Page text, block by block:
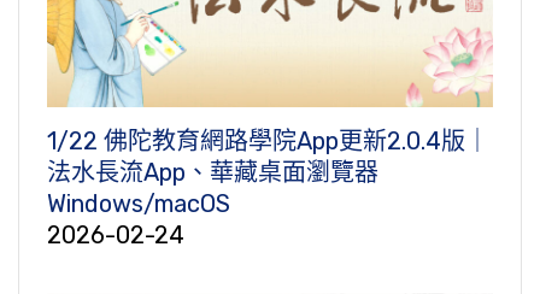
1/22 佛陀教育網路學院App更新2.0.4版｜
法水長流App、華藏桌面瀏覽器
Windows/macOS
2026-02-24